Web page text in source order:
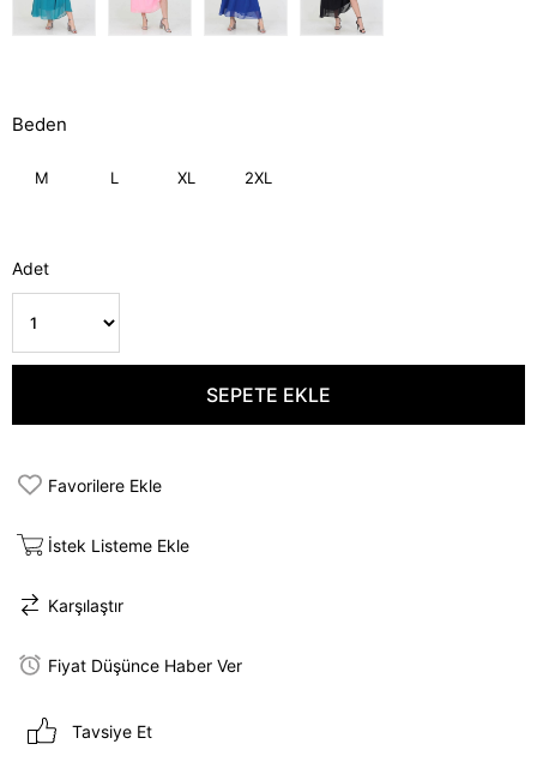
Beden
M L XL 2XL
Adet
Favorilere Ekle
İstek Listeme Ekle
Karşılaştır
Fiyat Düşünce Haber Ver
Tavsiye Et